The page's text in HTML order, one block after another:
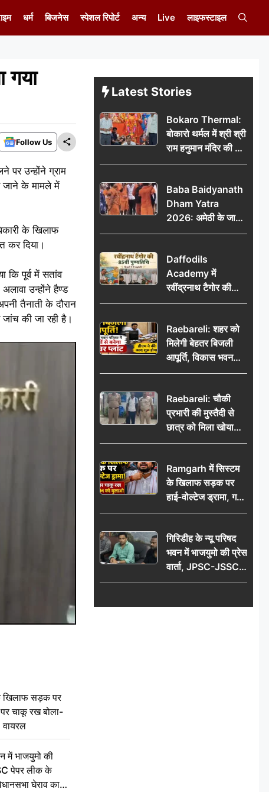
धर्म बिजनेस स्पेशल रिपोर्ट अन्य Live लाइफस्टाइल
गया
Follow Us
पर उन्होंने ग्राम
जाने के मामले में
के खिलाफ
कर दिया।
कि पूर्व में सतांव
उन्होंने हैण्ड
तैनाती के दौरान
की जा रही है।
खिलाफ सड़क पर
पर चाकू रख बोला-
में भाजयुमो की
पेपर लीक के
घेराव का
Latest Stories
Bokaro Thermal:
बोकारो थर्मल में श्री श्री
राम हनुमान मंदिर की नई
कमेटी गठित, बाबूलाल
Baba Baidyanath
Dham Yatra
2026: अमेठी के जायस
से बाबा बैद्यनाथ धाम के
का दूसरा जत्था
Daffodils
Academy में
रवींद्रनाथ टैगोर की
85वीं पुण्यतिथि मनाई
श्रद्धांजलि
Raebareli: शहर को
मिलेगी बेहतर बिजली
आपूर्ति, विकास भवन
परिसर में करोड़ों से
Raebareli: चौकी
प्रभारी की मुस्तैदी से
छात्र को मिला खोया
बैग, जरूरी दस्तावेज
पुलिस टीम का जताया
आभार
Ramgarh में सिस्टम
के खिलाफ सड़क पर
हाई-वोल्टेज ड्रामा, गर्दन
पर चाकू रख बोला- CM
वायरल
गिरिडीह के न्यू परिषद
भवन में भाजयुमो की प्रेस
वार्ता, JPSC-JSSC
पेपर लीक के विरोध में
विधानसभा घेराव का